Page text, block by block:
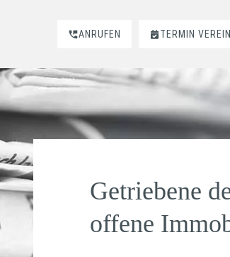
ANRUFEN TERMIN
Getriebene
offene